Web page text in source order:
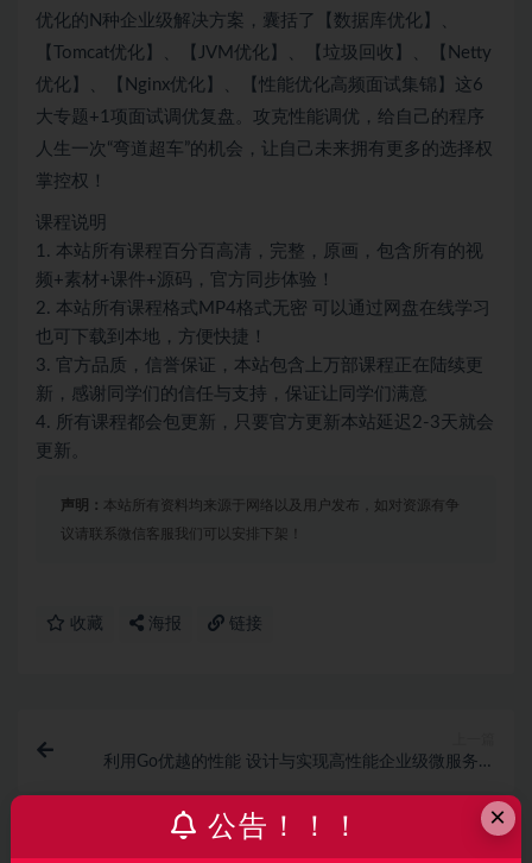
优化的N种企业级解决方案，囊括了【数据库优化】、
【Tomcat优化】、【JVM优化】、【垃圾回收】、【Netty
优化】、【Nginx优化】、【性能优化高频面试集锦】这6
大专题+1项面试调优复盘。攻克性能调优，给自己的程序
人生一次“弯道超车”的机会，让自己未来拥有更多的选择权
掌控权！
课程说明
1. 本站所有课程百分百高清，完整，原画，包含所有的视
频+素材+课件+源码，官方同步体验！
2. 本站所有课程格式MP4格式无密 可以通过网盘在线学习
也可下载到本地，方便快捷！
3. 官方品质，信誉保证，本站包含上万部课程正在陆续更
新，感谢同学们的信任与支持，保证让同学们满意
4. 所有课程都会包更新，只要官方更新本站延迟2-3天就会
更新。
声明： 本站所有资料均来源于网络以及用户发布，如对资源有争
议请联系微信客服我们可以安排下架！
收藏 海报 链接
利用Go优越的性能 设计与实现高性能企业级微服务网
×
公告！！！